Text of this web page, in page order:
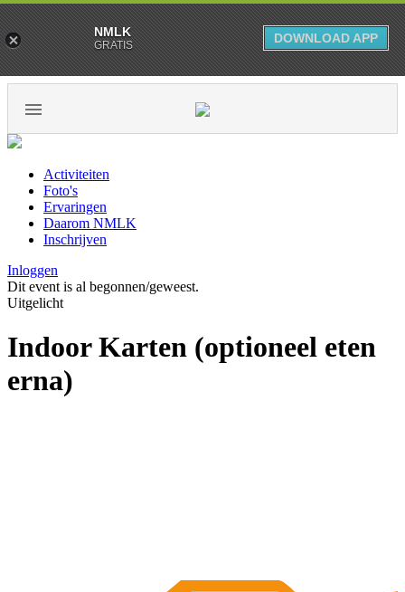
Activiteiten
Foto's
Ervaringen
Daarom NMLK
Inschrijven
Inloggen
Dit event is al begonnen/geweest.
Uitgelicht
Indoor Karten (optioneel eten
erna)
NMLK
GRATIS DOWNLOAD APP